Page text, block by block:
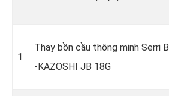
1
Thay bồn cầu thông minh Serri B
-KAZOSHI JB 18G